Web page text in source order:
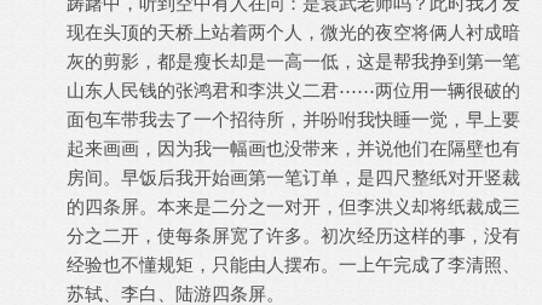
现在头顶的天桥上站着两个人，微光的夜空将俩人衬成暗
灰的剪影，都是瘦长却是一高一低，这是帮我挣到第一笔
山东人民钱的张鸿君和李洪义二君⋯⋯两位用一辆很破的
面包车带我去了一个招待所，并吩咐我快睡一觉，早上要
起来画画，因为我一幅画也没带来，并说他们在隔壁也有
房间。早饭后我开始画第一笔订单，是四尺整纸对开竖裁
的四条屏。本来是二分之一对开，但李洪义却将纸裁成三
分之二开，使每条屏宽了许多。初次经历这样的事，没有
经验也不懂规矩，只能由人摆布。一上午完成了李清照、
苏轼、李白、陆游四条屏。